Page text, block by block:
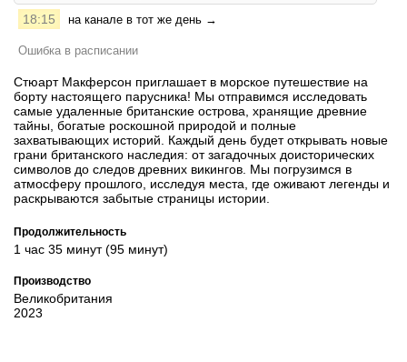
18:15 на канале в тот же день →
Ошибка в расписании
Стюарт Макферсон приглашает в морское путешествие на
борту настоящего парусника! Мы отправимся исследовать
самые удаленные британские острова, хранящие древние
тайны, богатые роскошной природой и полные
захватывающих историй. Каждый день будет открывать новые
грани британского наследия: от загадочных доисторических
символов до следов древних викингов. Мы погрузимся в
атмосферу прошлого, исследуя места, где оживают легенды и
раскрываются забытые страницы истории.
Продолжительность
1 час 35 минут (95 минут)
Производство
Великобритания
2023